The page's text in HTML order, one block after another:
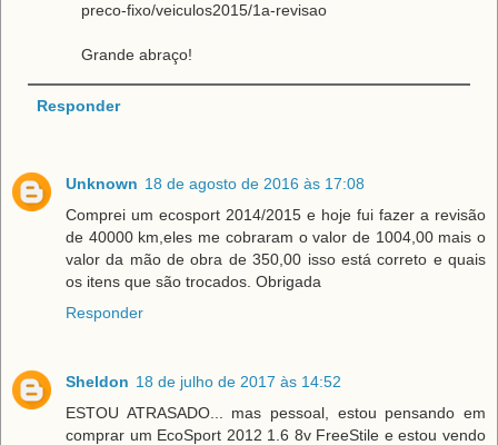
preco-fixo/veiculos2015/1a-revisao
Grande abraço!
Responder
Unknown 18 de agosto de 2016 às 17:08
Comprei um ecosport 2014/2015 e hoje fui fazer a revisão
de 40000 km,eles me cobraram o valor de 1004,00 mais o
valor da mão de obra de 350,00 isso está correto e quais
os itens que são trocados. Obrigada
Responder
Sheldon 18 de julho de 2017 às 14:52
ESTOU ATRASADO... mas pessoal, estou pensando em
comprar um EcoSport 2012 1.6 8v FreeStile e estou vendo